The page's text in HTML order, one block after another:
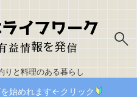
りと料理のある暮らし
を始めれます←クリック